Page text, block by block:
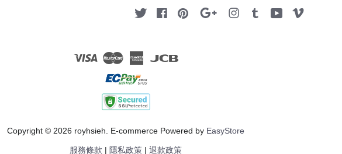
Twitter FacebookPinterest Google Instagram
Tumblr YouTube
Visa Master American
Copyright © 2026 royhsieh. E-commerce Powered by EasyStore
服務條款 隱私政策 退款政策